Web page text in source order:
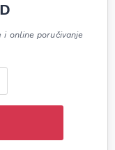
i online poručivanje